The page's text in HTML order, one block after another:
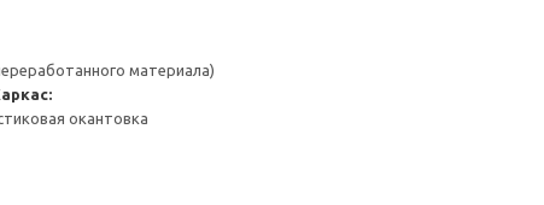
материала)
окантовка